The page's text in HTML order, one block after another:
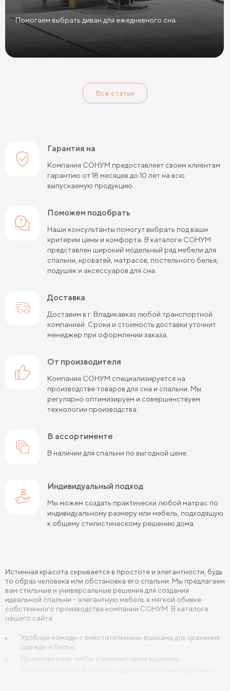
Помогаем выбрать диван для ежедневного сна
Все статьи
Гарантия на
Компания СОНУМ предоставляет своим клиентам
гарантию от 18 месяцев до 10 лет на всю
выпускаемую продукцию.
Поможем подобрать
Наши консультанты помогут выбрать под ваши
критерии цены и комфорта. В каталоге СОНУМ
представлен широкий модельный ряд мебели для
спальни, кроватей, матрасов, постельного белья,
подушек и аксессуаров для сна.
Доставка
Доставим в г. Владикавказ любой транспортной
компанией. Сроки и стоимость доставки уточнит
менеджер при оформлении заказа.
от производителя
Компания СОНУМ специализируется на
производстве товаров для сна и спальни. Мы
регулярно оптимизируем и совершенствуем
технологии производства.
в ассортименте
В наличии для спальни по выгодной цене.
Индивидуальный подход
Мы можем создать практически любой матрас по
индивидуальному размеру или мебель, подходящую
к общему стилистическому решению дома.
Истинная красота скрывается в простоте и элегантности, будь
то образ человека или обстановка его спальни. Мы предлагаем
вам стильные и универсальные решения для создания
идеальной спальни – элегантную мебель в мягкой обивке
собственного производства компании СОНУМ. В каталоге
нашего сайта:
Удобные комоды с вместительными ящиками для хранения
одежды и белья
Прикроватные тумбы с компактными ящиками